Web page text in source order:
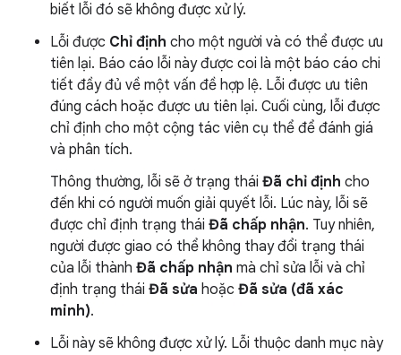
biết lỗi đó sẽ không được xử lý.
Lỗi được Chỉ định cho một người và có thể được ưu
tiên lại. Báo cáo lỗi này được coi là một báo cáo chi
tiết đầy đủ về một vấn đề hợp lệ. Lỗi được ưu tiên
đúng cách hoặc được ưu tiên lại. Cuối cùng, lỗi được
chỉ định cho một cộng tác viên cụ thể để đánh giá
và phân tích.
Thông thường, lỗi sẽ ở trạng thái Đã chỉ định cho
đến khi có người muốn giải quyết lỗi. Lúc này, lỗi sẽ
được chỉ định trạng thái Đã chấp nhận. Tuy nhiên,
người được giao có thể không thay đổi trạng thái
của lỗi thành Đã chấp nhận mà chỉ sửa lỗi và chỉ
định trạng thái Đã sửa hoặc Đã sửa (đã xác
minh).
Lỗi này sẽ không được xử lý. Lỗi thuộc danh mục này